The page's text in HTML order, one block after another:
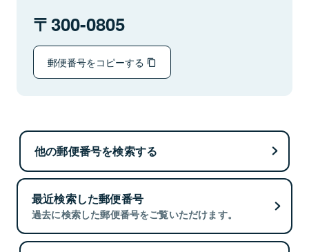
300-0805
郵便番号をコピーする
他の郵便番号を検索する
最近検索した郵便番号
過去に検索した郵便番号をご覧いただけます。